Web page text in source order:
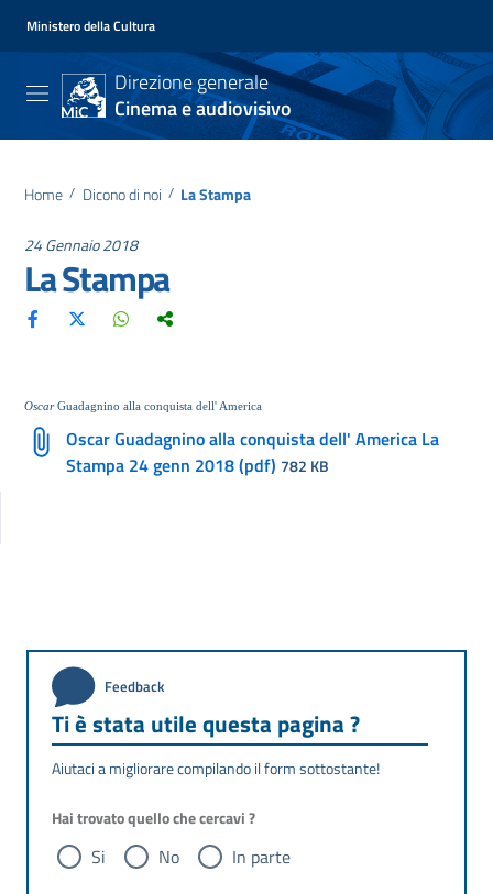
Ministero della Cultura
Direzione generale
Cinema e audiovisivo
Home / Dicono di noi / La Stampa
24 Gennaio 2018
La Stampa
OscarGuadagnino alla conquista dell' America
Oscar Guadagnino alla conquista dell' America La
Stampa 24 genn 2018 (pdf) 782 KB
Feedback
Ti è stata utile questa pagina ?
Aiutaci a migliorare compilando il form sottostante!
Hai trovato quello che cercavi ?
Si No In parte